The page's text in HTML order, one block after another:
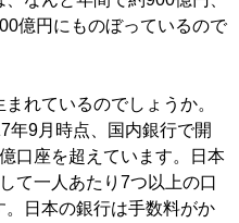
億円にものぼっているので
れているのでしょうか。
年9月時点、国内銀行で開
口座を超えています。日本
て一人あたり7つ以上の口
日本の銀行は手数料がか